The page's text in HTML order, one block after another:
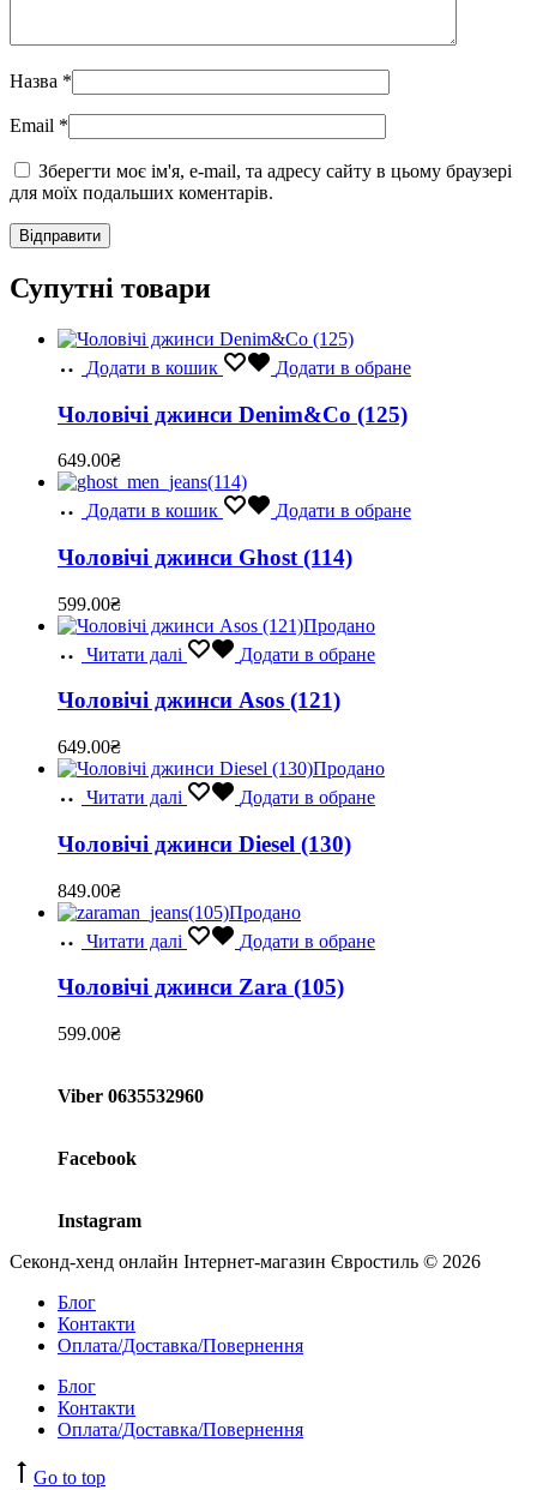
Назва *
Email *
Зберегти моє ім'я, e-mail, та адресу сайту в цьому браузері
для моїх подальших коментарів.
Супутні товари
Додати в кошик Додати в обране
Чоловічі джинси Denim&Co (125)
649.00₴
Додати в кошик Додати в обране
Чоловічі джинси Ghost (114)
599.00₴
Продано
Читати далі
Додати в обране
Чоловічі джинси Asos (121)
649.00₴
Продано
Читати далі
Додати в обране
Чоловічі джинси Diesel (130)
849.00₴
Продано
Читати далі
Додати в обране
Чоловічі джинси Zara (105)
599.00₴
Viber 0635532960
Facebook
Instagram
Секонд-хенд онлайн Інтернет-магазин Євростиль © 2026
Блог
Контакти
Оплата/Доставка/Повернення
Блог
Контакти
Оплата/Доставка/Повернення
Go to top